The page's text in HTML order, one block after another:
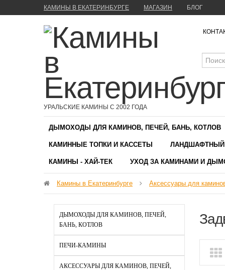
КАМИНЫ В ЕКАТЕРИНБУРГЕ МАГАЗИН БЛОГ
УРАЛЬСКИЕ КАМИНЫ С 2002 ГОДА
ДЫМОХОДЫ ДЛЯ КАМИНОВ, ПЕЧЕЙ, БАНЬ, КОТЛОВ
КАМИННЫЕ ТОПКИ И КАССЕТЫ ЛАНДШАФТНЫЙ
КАМИНЫ - ХАЙ-ТЕК УХОД ЗА КАМИНАМИ И
Камины в Екатеринбурге Аксессуары для
ДЫМОХОДЫ ДЛЯ КАМИНОВ, ПЕЧЕЙ,
БАНЬ, КОТЛОВ
ПЕЧИ-КАМИНЫ
АКСЕССУАРЫ ДЛЯ КАМИНОВ, ПЕЧЕЙ,